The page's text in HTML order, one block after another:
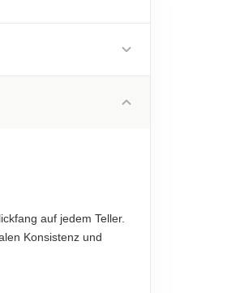
0.5 g
0.01 g
auf jedem Teller.
Konsistenz und